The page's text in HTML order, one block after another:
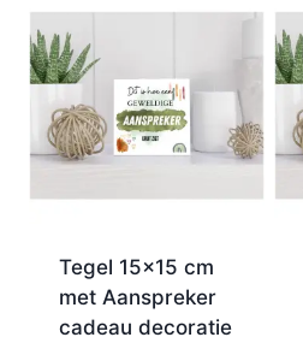
Tegel 15×15 cm
met Aanspreker
cadeau decoratie